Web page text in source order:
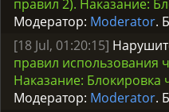
правил 2). Наказание:
Модератор: Moderator.
[18 Jul, 01:20:15]
правил использования
Наказание: Блокировка
Модератор: Moderator.